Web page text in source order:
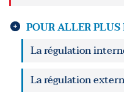
POUR ALLER
La régulation
La régulation